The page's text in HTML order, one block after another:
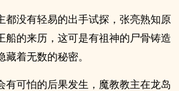
都没有轻易的出手试探，张亮熟知原
船的来历，这可是有祖神的尸骨铸造
着无数的秘密。
有可怕的后果发生，魔教教主在龙岛